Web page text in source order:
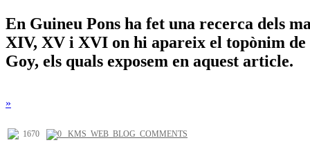
En Guineu Pons ha fet una recerca dels
XIV, XV i XVI on hi apareix el topònim
Goy, els quals exposem en aquest article.
»
1670 0 _KMS_WEB_BLOG_COMMENTS